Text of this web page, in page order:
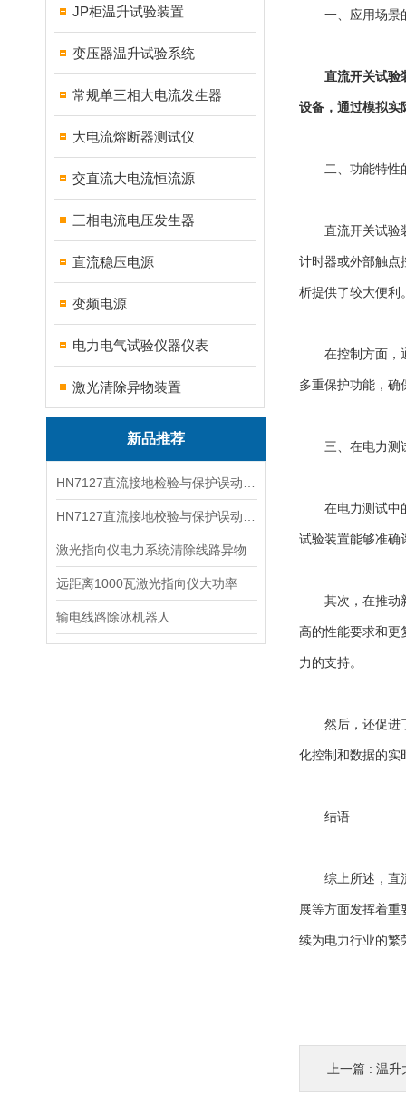
JP柜温升试验装置
变压器温升试验系统
常规单三相大电流发生器
大电流熔断器测试仪
交直流大电流恒流源
三相电流电压发生器
直流稳压电源
变频电源
电力电气试验仪器仪表
激光清除异物装置
新品推荐
激光指向仪电力系统清除线路异物
远距离1000瓦激光指向仪大功率
输电线路除冰机器人
一、应用场景
直流开关试验
设备，通过模拟实
二、功能特性
直流开关试验装
计时器或外部触点
析提供了较大便利
在控制方面，通
多重保护功能，确
三、在电力测
在电力测试中的
试验装置能够准确
其次，在推动新
高的性能要求和更
力的支持。
然后，还促进了
化控制和数据的实
结语
综上所述，直流
展等方面发挥着重
续为电力行业的繁
上一篇 : 温升